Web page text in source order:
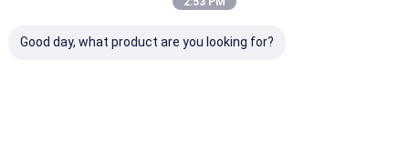
Good day, what product are you looking for?